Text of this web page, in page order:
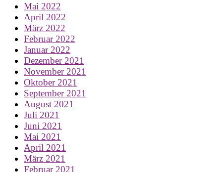
Mai 2022
April 2022
März 2022
Februar 2022
Januar 2022
Dezember 2021
November 2021
Oktober 2021
September 2021
August 2021
Juli 2021
Juni 2021
Mai 2021
April 2021
März 2021
Februar 2021